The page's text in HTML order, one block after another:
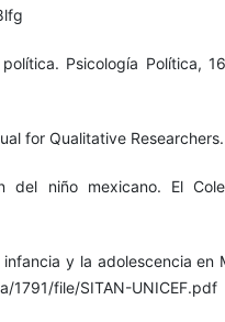
Psicología Política,
for Qualitative
del niño mexicano. El
y la adolescencia en
1791/file/SITAN-UNICEF.pdf